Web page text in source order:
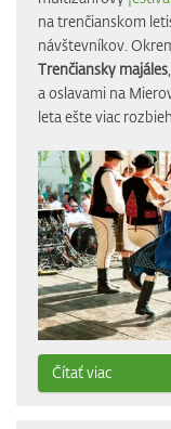
na trenčianskom
návštevníkov.
Trenčiansky majáles
a oslavami na
leta ešte viac
Čítať viac